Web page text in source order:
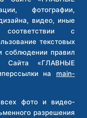
фотографии,
видео, иные
с
текстовых
соблюдении правил
Сайта «ГЛАВНЫЕ
на main-
всех фото и видео-
разрешения